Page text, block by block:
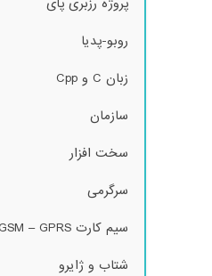
روبو-پدیا
زبان C و Cpp
سازمان
سخت افزار
سرگرمی
سیم کارت GSM – GPRS
شتاب و ژایرو